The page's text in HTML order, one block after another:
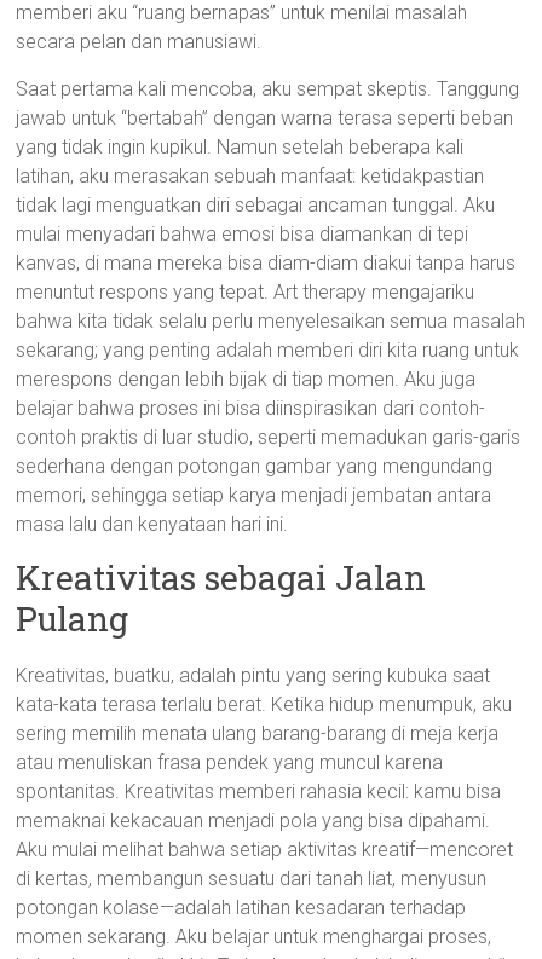
memberi aku “ruang bernapas” untuk menilai masalah
secara pelan dan manusiawi.
Saat pertama kali mencoba, aku sempat skeptis. Tanggung
jawab untuk “bertabah” dengan warna terasa seperti beban
yang tidak ingin kupikul. Namun setelah beberapa kali
latihan, aku merasakan sebuah manfaat: ketidakpastian
tidak lagi menguatkan diri sebagai ancaman tunggal. Aku
mulai menyadari bahwa emosi bisa diamankan di tepi
kanvas, di mana mereka bisa diam-diam diakui tanpa harus
menuntut respons yang tepat. Art therapy mengajariku
bahwa kita tidak selalu perlu menyelesaikan semua masalah
sekarang; yang penting adalah memberi diri kita ruang untuk
merespons dengan lebih bijak di tiap momen. Aku juga
belajar bahwa proses ini bisa diinspirasikan dari contoh-
contoh praktis di luar studio, seperti memadukan garis-garis
sederhana dengan potongan gambar yang mengundang
memori, sehingga setiap karya menjadi jembatan antara
masa lalu dan kenyataan hari ini.
Kreativitas sebagai Jalan
Pulang
Kreativitas, buatku, adalah pintu yang sering kubuka saat
kata-kata terasa terlalu berat. Ketika hidup menumpuk, aku
sering memilih menata ulang barang-barang di meja kerja
atau menuliskan frasa pendek yang muncul karena
spontanitas. Kreativitas memberi rahasia kecil: kamu bisa
memaknai kekacauan menjadi pola yang bisa dipahami.
Aku mulai melihat bahwa setiap aktivitas kreatif—mencoret
di kertas, membangun sesuatu dari tanah liat, menyusun
potongan kolase—adalah latihan kesadaran terhadap
momen sekarang. Aku belajar untuk menghargai proses,